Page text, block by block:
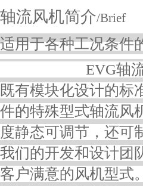
轴流风机简介/Brief
适用于各种工况条件
EVG轴流风机以
既有模块化设计的标
件的特殊型式轴流风
度静态可调节，还可
我们的开发和设计团
客户满意的风机型式